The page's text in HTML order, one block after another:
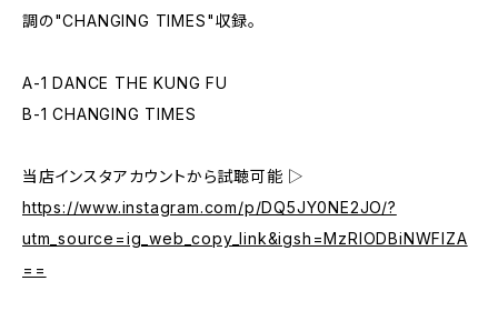
調の"CHANGING TIMES"収録。
A-1 DANCE THE KUNG FU
B-1 CHANGING TIMES
当店インスタアカウントから試聴可能 ▷
https://www.instagram.com/p/DQ5JY0NE2JO/?
utm_source=ig_web_copy_link&igsh=MzRlODBiNWFlZA
==